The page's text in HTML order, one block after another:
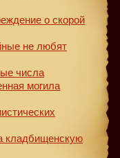
о скорой
не любят
числа
могила
кладбищенскую